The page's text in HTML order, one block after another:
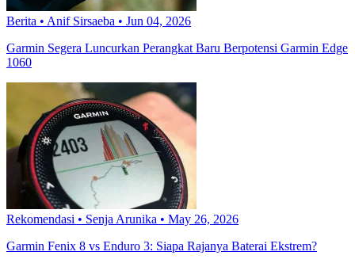
Berita • Anif Sirsaeba • Jun 04, 2026
Garmin Segera Luncurkan Perangkat Baru Berpotensi Garmin Edge
1060
Rekomendasi • Senja Arunika • May 26, 2026
Garmin Fenix 8 vs Enduro 3: Siapa Rajanya Baterai Ekstrem?